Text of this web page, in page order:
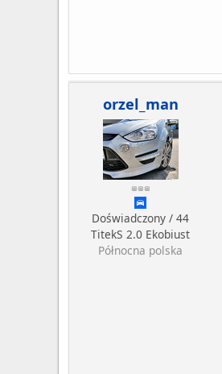
orzel_man
Doświadczony / 44
TitekS 2.0 Ekobiust
Północna polska